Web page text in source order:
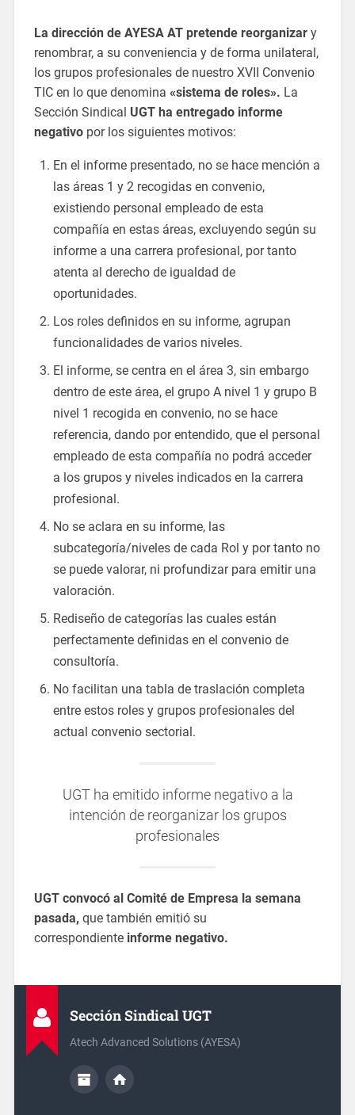
La dirección de AYESA AT pretende reorganizary
renombrar, a su conveniencia y de forma unilateral,
los grupos profesionales de nuestro XVII Convenio
TIC en lo que denomina «sistema de roles». La
Sección Sindical UGT ha entregado informe
negativopor los siguientes motivos:
En el informe presentado, no se hace mención a
las áreas 1 y 2 recogidas en convenio,
existiendo personal empleado de esta
compañía en estas áreas, excluyendo según su
informe a una carrera profesional, por tanto
atenta al derecho de igualdad de
oportunidades.
Los roles definidos en su informe, agrupan
funcionalidades de varios niveles.
El informe, se centra en el área 3, sin embargo
dentro de este área, el grupo A nivel 1 y grupo B
nivel 1 recogida en convenio, no se hace
referencia, dando por entendido, que el personal
empleado de esta compañía no podrá acceder
a los grupos y niveles indicados en la carrera
profesional.
No se aclara en su informe, las
subcategoría/niveles de cada Rol y por tanto no
se puede valorar, ni profundizar para emitir una
valoración.
Rediseño de categorías las cuales están
perfectamente definidas en el convenio de
consultoría.
No facilitan una tabla de traslación completa
entre estos roles y grupos profesionales del
actual convenio sectorial.
UGT ha emitido informe negativo a la
intención de reorganizar los grupos
profesionales
UGT convocó al Comité de Empresa la semana
pasada, que también emitió su
correspondiente informe negativo.
Sección Sindical UGT
Atech Advanced Solutions (AYESA)